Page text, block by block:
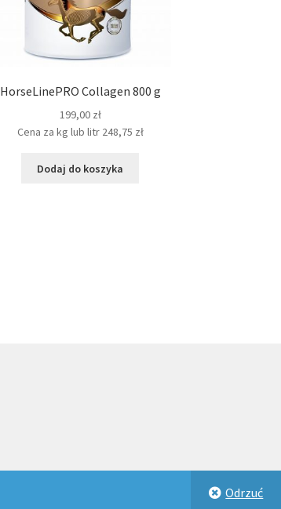
Odrzuć
HorseLinePRO Collagen 800 g
199,00 zł
Cena za kg lub litr 248,75 zł
Dodaj do koszyka